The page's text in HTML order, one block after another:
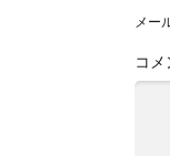
メー
コメ